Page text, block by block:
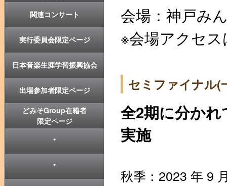
関連コンサート
実行委員会限定ページ
日本音楽生涯学習振興協会
出場参加者限定ページ
どみそGroup在籍者
限定ページ
*
*
会場：神戸み
※会場アクセス
セミファイナル(
全2期に分か
実施
秋季：2023 年 9